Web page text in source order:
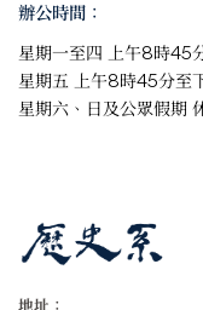
辦公時間：
星期一至四 上午8時45
星期五 上午8時45分至
星期六、日及公眾假期
地址：